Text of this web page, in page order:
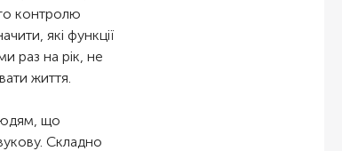
контролю
які функції
раз на рік, не
життя.
що
Складно